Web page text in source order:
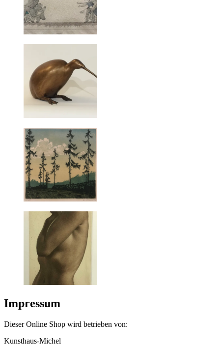
Impressum
Dieser Online Shop wird betrieben von:
Kunsthaus-Michel